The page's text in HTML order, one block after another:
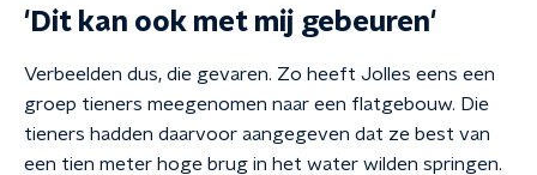
'Dit kan ook met mij gebeuren'
Verbeelden dus, die gevaren. Zo heeft Jolles eens een
groep tieners meegenomen naar een flatgebouw. Die
tieners hadden daarvoor aangegeven dat ze best van
een tien meter hoge brug in het water wilden springen.